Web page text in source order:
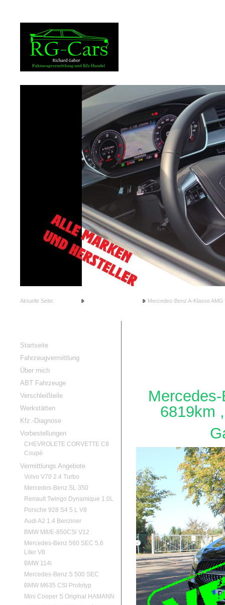
Aktuelle Seite: Mercedes-Benz A-Klasse AMG
Startseite
Fahrzeugvermittlung
Über mich
ABT Fahrzeuge
Verschleißteile
Werkstätten
Kfz.-Diagnose
Vorbestellungen
CHEVROLETE CORVETTE C8
Coupé
Vermittlungs Angebote
Volvo V70 2.4 Turbo
Mercedes-Benz SL 350
Renault Twingo Dynamique 1.0L
Porsche 928 S4 5 L V8
Audi A2 1.4 Benziner
BMW M8/E-850CSi V12
Mercedes-Benz 560 SEC 5,6
Liter V8
BMW 114i
Mercedes-Benz S 500 SEC
BMW M635 CSI Prototyp
Mini Cooper S Original HAMANN
6819km